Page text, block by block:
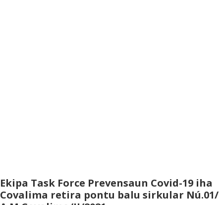
Ekipa Task Force Prevensaun Covid-19 iha
Covalima retira pontu balu sirkular Nú.01/